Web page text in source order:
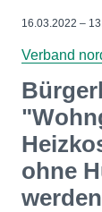
16.03.2022 –
Verband
ohne